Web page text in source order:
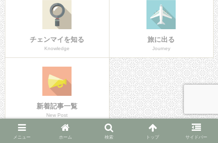
チェンマイを知る
Knowledge
旅に出る
Journey
新着記事一覧
New Post
メニュー ホーム 検索 トップ サイドバー